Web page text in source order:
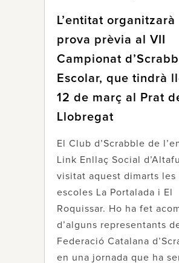
L’entitat organitzarà
prova prèvia al VII
Campionat
Escolar, que tindrà
12 de març al Prat
Llobregat
El Club d’Scrabble de
Link Enllaç Social
visitat aquest dimarts les
escoles La Portalada i El
Roquissar. Ho ha fet
d’alguns representants
Federació Catalana
en una jornada que ha